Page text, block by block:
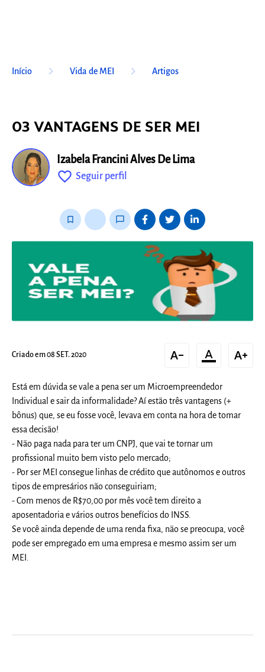
Início keyboard_arrow_right Vida de MEI keyboard_arrow_right Artigos
03 VANTAGENS DE SER MEI
Izabela Francini Alves De Lima
favorite_outline Seguir perfil
bookmark_border chat_bubble_outline
Criado em 08 SET. 2020 text_decrease format_color_text text_increase
Está em dúvida se vale a pena ser um Microempreendedor
Individual e sair da informalidade? Aí estão três vantagens (+
bônus) que, se eu fosse você, levava em conta na hora de tomar
essa decisão!
- Não paga nada para ter um CNPJ, que vai te tornar um
profissional muito bem visto pelo mercado;
- Por ser MEI consegue linhas de crédito que autônomos e outros
tipos de empresários não conseguiriam;
- Com menos de R$70,00 por mês você tem direito a
aposentadoria e vários outros benefícios do INSS.
Se você ainda depende de uma renda fixa, não se preocupa, você
pode ser empregado em uma empresa e mesmo assim ser um
MEI.